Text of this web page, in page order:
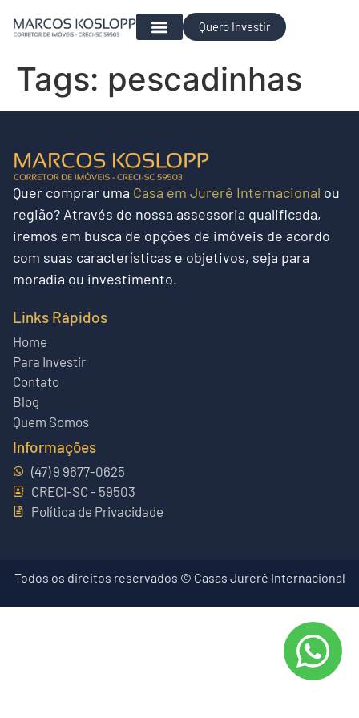
Quero Investir
Tags: pescadinhas
Quer comprar uma Casa em Jurerê Internacional ou
região? Através de nossa assessoria qualificada,
iremos em busca de opções de imóveis de acordo
com suas características e objetivos, seja para
moradia ou investimento.
Links Rápidos
Home
Para Investir
Contato
Blog
Quem Somos
Informações
(47) 9 9677-0625
CRECI-SC - 59503
Política de Privacidade
Todos os direitos reservados © Casas Jurerê Internacional